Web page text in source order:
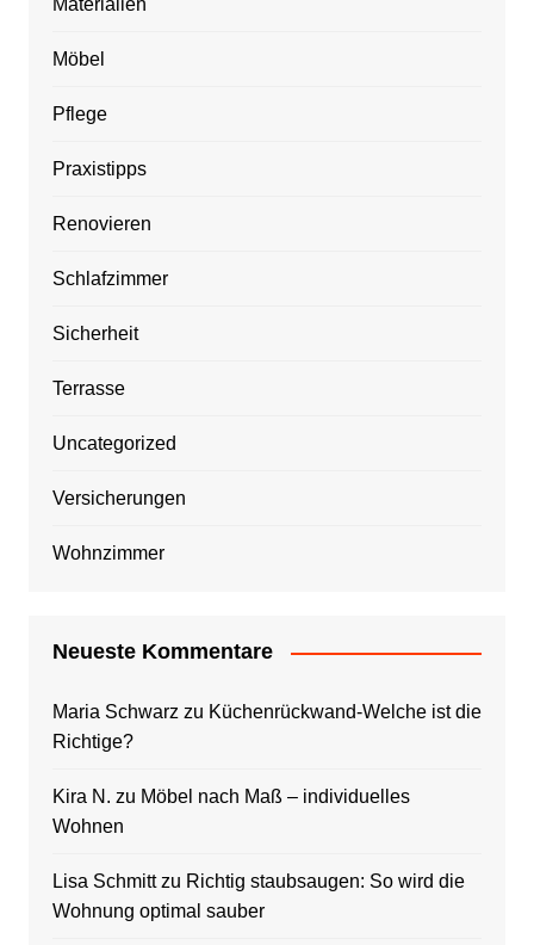
Materialien
Möbel
Pflege
Praxistipps
Renovieren
Schlafzimmer
Sicherheit
Terrasse
Uncategorized
Versicherungen
Wohnzimmer
Neueste Kommentare
Maria Schwarz zu Küchenrückwand-Welche ist die
Richtige?
Kira N. zu Möbel nach Maß – individuelles
Wohnen
Lisa Schmittzu Richtig staubsaugen: So wird die
Wohnung optimal sauber